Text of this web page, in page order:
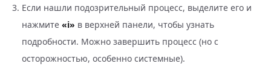
Если нашли подозрительный процесс, выделите его и
нажмите «i» в верхней панели, чтобы узнать
подробности. Можно завершить процесс (но с
осторожностью, особенно системные).